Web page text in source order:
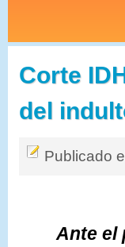
Corte
del
Publicado
Ante el